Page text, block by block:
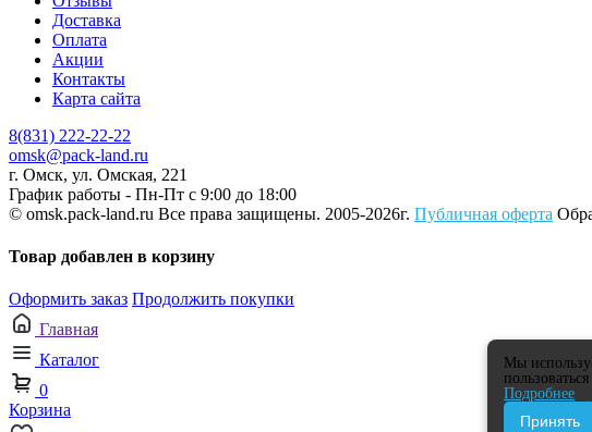
Доставка
Оплата
Акции
Контакты
Карта сайта
8(831) 222-22-22
omsk@pack-land.ru
г. Омск, ул. Омская, 221
График работы - Пн-Пт с 9:00 до 18:00
© omsk.pack-land.ru Все права защищены. 2005-2026г. Публичная оферта
Товар добавлен в корзину
Оформить заказ Продолжить покупки
Главная
Каталог
0
Корзина
Мы
Подробнее
Принять